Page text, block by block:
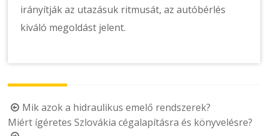
irányítják az utazásuk ritmusát, az autóbérlés
kiváló megoldást jelent.
Post
navigation
Mik azok a hidraulikus emelő rendszerek?
Miért ígéretes Szlovákia cégalapításra és könyvelésre?